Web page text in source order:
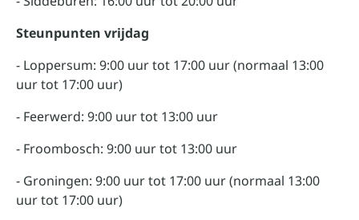
Steunpunten vrijdag
- Loppersum: 9:00 uur tot 17:00 uur (normaal 13:00
uur tot 17:00 uur)
- Feerwerd: 9:00 uur tot 13:00 uur
- Froombosch: 9:00 uur tot 13:00 uur
- Groningen: 9:00 uur tot 17:00 uur (normaal 13:00
uur tot 17:00 uur)